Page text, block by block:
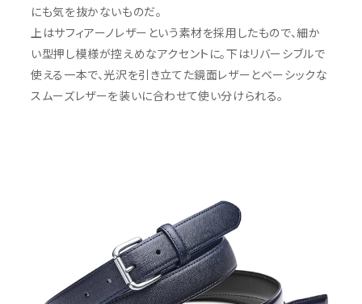
にも気を抜かないものだ。
上はサフィアーノレザーという素材を採用したもので、細か
い型押し模様が控えめなアクセントに。下はリバーシブルで
使える一本で、光沢を引き立てた鏡面レザーとベーシックな
スムーズレザーを装いに合わせて使い分けられる。